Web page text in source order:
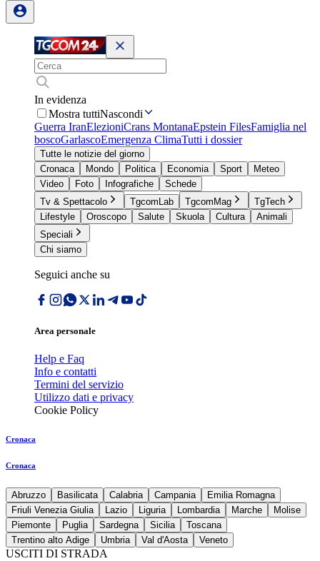
In evidenza
Mostra tuttiNascondi
Guerra IranElezioniCrans MontanaEpstein FilesFamiglia nel
boscoGarlascoEmergenza ClimaTutti i dossier
Tutte le notizie del giorno
Cronaca
Mondo Politica Economia Sport
Meteo
Video
Foto Infografiche
Schede
Tv & Spettacolo
TgcomLab TgcomMag
TgTech
Lifestyle
Oroscopo Salute Skuola Cultura
Animali
Speciali
Chi siamo
Seguici anche su
Area personale
Help e Faq
Info e contatti
Termini del servizio
Utilizzo dati e privacy
Cookie Policy
Cronaca
Cronaca
Abruzzo Basilicata Calabria Campania
Emilia Romagna
Friuli Venezia Giulia
Lazio Liguria Lombardia Marche
Molise
Piemonte
Puglia Sardegna Sicilia
Toscana
Trentino alto Adige
Umbria Val d'Aosta Veneto
USCITI DI STRADA